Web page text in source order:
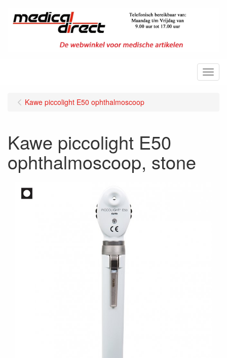
Menu
Kawe piccolight E50 ophthalmoscoop
Kawe piccolight E50
ophthalmoscoop, stone